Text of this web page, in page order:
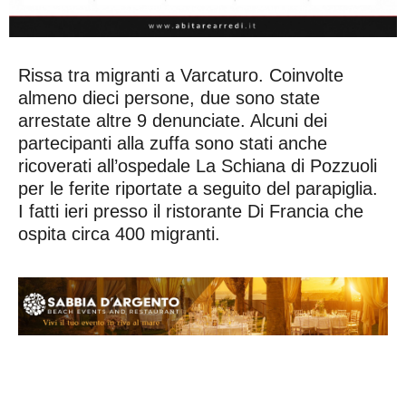
Rissa tra migranti a Varcaturo. Coinvolte
almeno dieci persone, due sono state
arrestate altre 9 denunciate. Alcuni dei
partecipanti alla zuffa sono stati anche
ricoverati all’ospedale La Schiana di Pozzuoli
per le ferite riportate a seguito del parapiglia.
I fatti ieri presso il ristorante Di Francia che
ospita circa 400 migranti.